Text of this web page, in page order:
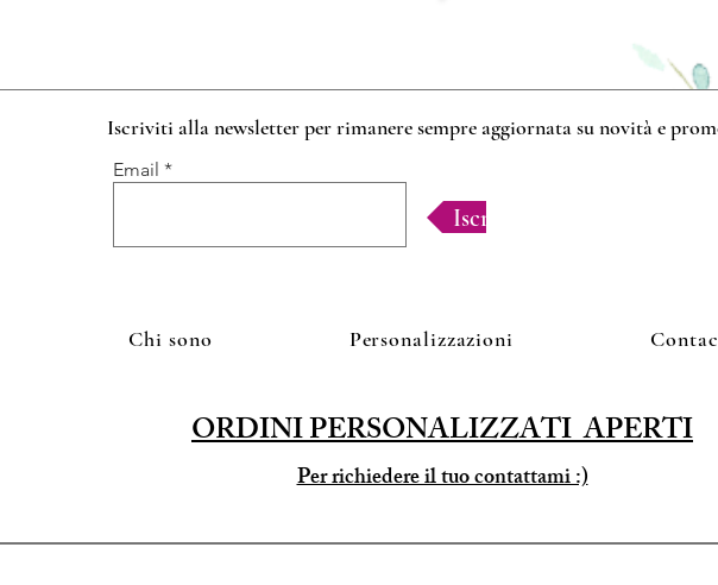
Iscriviti alla newsletter per rimanere sempre aggiornata su novità e
Email
Iscriviti!
Chi sono Personalizzazioni
ORDINI PERSONALIZZATI APERTI
Per richiedere il tuo contattami :)